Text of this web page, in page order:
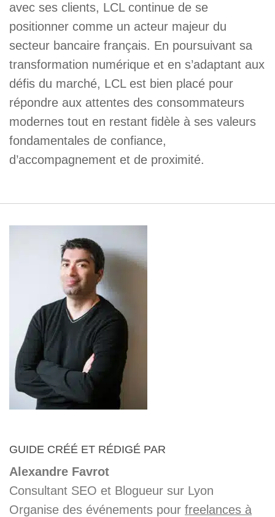
avec ses clients, LCL continue de se
positionner comme un acteur majeur du
secteur bancaire français. En poursuivant sa
transformation numérique et en s’adaptant aux
défis du marché, LCL est bien placé pour
répondre aux attentes des consommateurs
modernes tout en restant fidèle à ses valeurs
fondamentales de confiance,
d’accompagnement et de proximité.
GUIDE CRÉÉ ET RÉDIGÉ PAR
Alexandre Favrot
Consultant SEO et Blogueur sur Lyon
Organise des événements pour freelances à